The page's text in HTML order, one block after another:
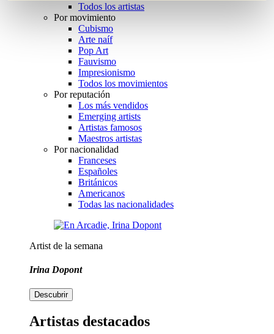
Todos los artistas
Por movimiento
Cubismo
Arte naíf
Pop Art
Fauvismo
Impresionismo
Todos los movimientos
Por reputación
Los más vendidos
Emerging artists
Artistas famosos
Maestros artistas
Por nacionalidad
Franceses
Españoles
Británicos
Americanos
Todas las nacionalidades
Artist de la semana
Irina Dopont
Descubrir
Artistas destacados